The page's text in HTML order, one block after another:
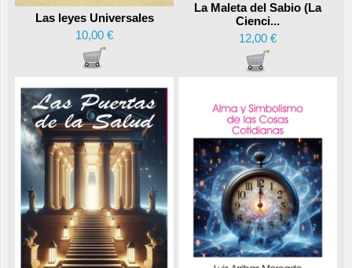
Las leyes Universales
10,00 €
La Maleta del Sabio (La
Cienci...
12,00 €